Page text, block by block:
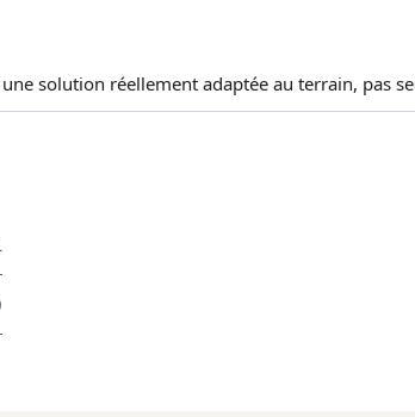
solution réellement adaptée au terrain, pas